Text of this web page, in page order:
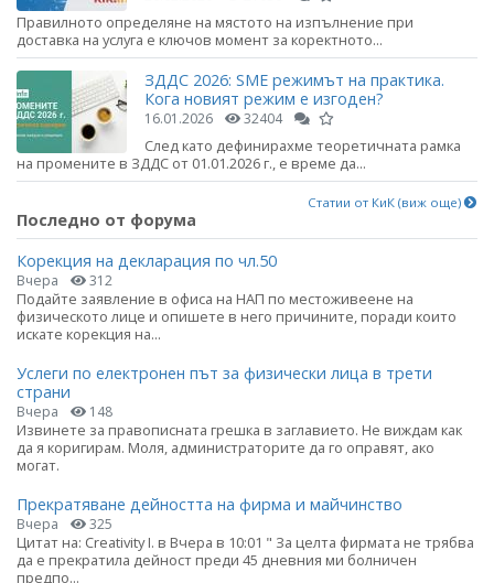
Правилното определяне на мястото на изпълнение при
доставка на услуга е ключов момент за коректното...
ЗДДС 2026: SME режимът на практика.
Кога новият режим е изгоден?
16.01.2026 32404
След като дефинирахме теоретичната рамка
на промените в ЗДДС от 01.01.2026 г., е време да...
Статии от КиК (виж още)
Последно от форума
Корекция на декларация по чл.50
Вчера 312
Подайте заявление в офиса на НАП по местоживеене на
физическото лице и опишете в него причините, поради които
искате корекция на...
Услеги по електронен път за физически лица в трети
страни
Вчера 148
Извинете за правописната грешка в заглавието. Не виждам как
да я коригирам. Моля, администраторите да го оправят, ако
могат.
Прекратяване дейността на фирма и майчинство
Вчера 325
Цитат на: Creativity I. в Вчера в 10:01 " За целта фирмата не трябва
да е прекратила дейност преди 45 дневния ми болничен
предпо...